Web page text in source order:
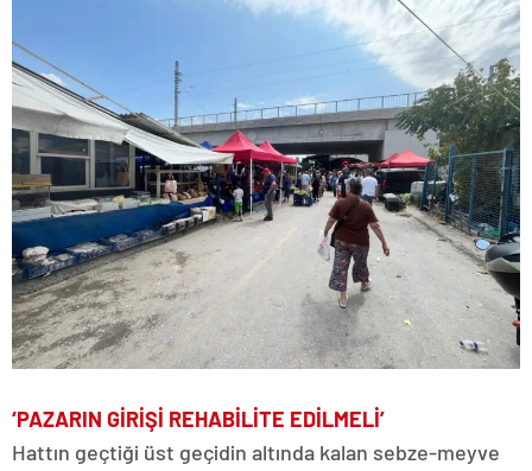
‘PAZARIN GİRİŞİ REHABİLİTE EDİLMELİ’
Hattın geçtiği üst geçidin altında kalan sebze-meyve